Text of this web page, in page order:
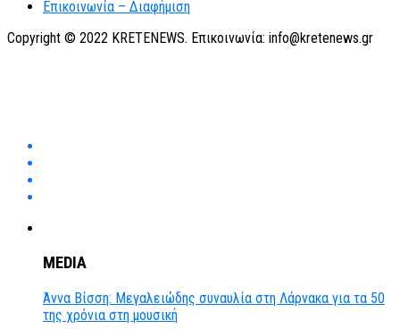
Επικοινωνία – Διαφήμιση
Copyright © 2022 KRETENEWS. Επικοινωνία: info@kretenews.gr
MEDIA
Άννα Βίσση: Μεγαλειώδης συναυλία στη Λάρνακα για τα 50
της χρόνια στη μουσική